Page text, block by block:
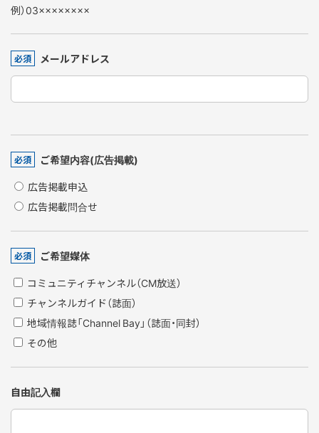
例）03××××××××
必須 メールアドレス
必須
ご希望内容(広告掲載)
広告掲載申込
広告掲載問合せ
必須
ご希望媒体
コミュニティチャンネル（CM放送）
チャンネルガイド（誌面）
地域情報誌「Channel Bay」（誌面・同封）
その他
自由記入欄